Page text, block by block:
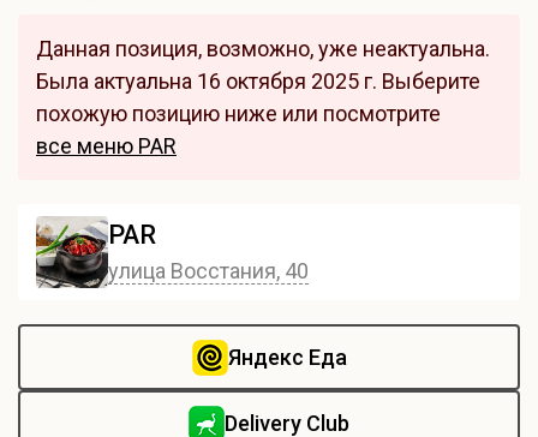
Данная позиция, возможно, уже неактуальна.
Была актуальна 16 октября 2025 г. Выберите
похожую позицию ниже или посмотрите
все меню PAR
PAR
улица Восстания, 40
Яндекс Еда
Delivery Club